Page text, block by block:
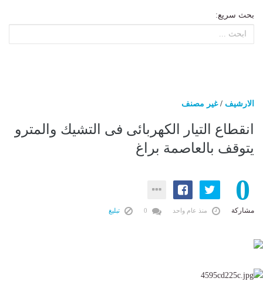
بحث سريع:
الارشيف /غير مصنف
انقطاع التيار الكهربائى فى التشيك والمترو
يتوقف بالعاصمة براغ
0
مشاركة منذ عام واحد تبليغ